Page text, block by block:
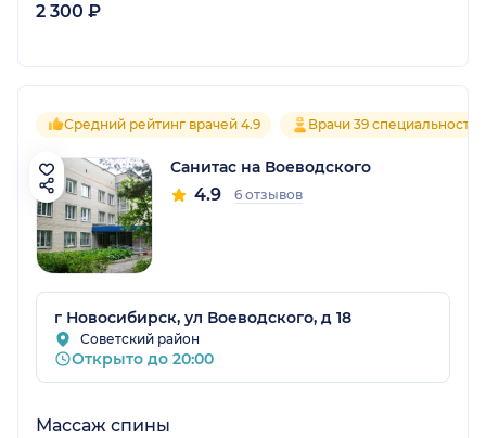
2 300 ₽
Средний рейтинг врачей 4.9 Врачи 39 специальностей
Санитас на Воеводского
4.9 6 отзывов
г Новосибирск, ул Воеводского, д 18
Советский район
Открыто до 20:00
Массаж спины